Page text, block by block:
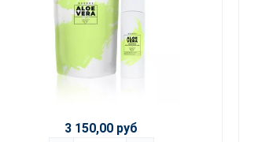
3 150,00 руб